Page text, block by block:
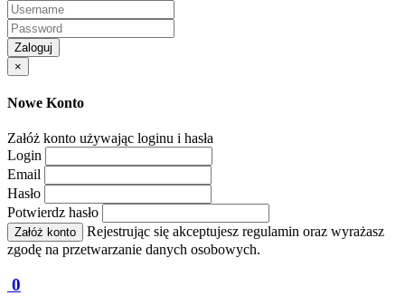
Zaloguj
×
Nowe Konto
Załóż konto używając loginu i hasła
Login
Email
Hasło
Potwierdz hasło
Załóż konto
Rejestrując się akceptujesz regulamin oraz wyrażasz
zgodę na przetwarzanie danych osobowych.
0